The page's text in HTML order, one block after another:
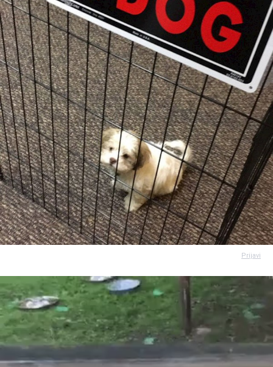
Prijavi